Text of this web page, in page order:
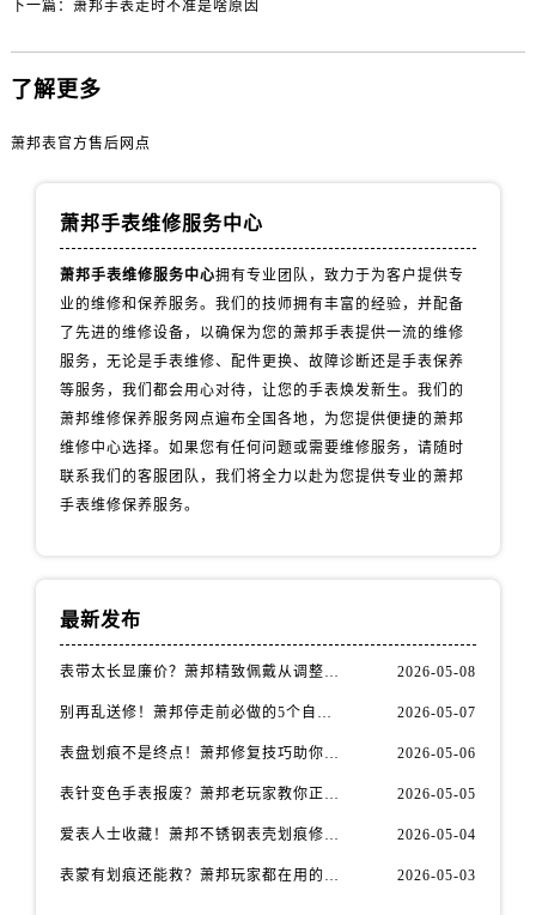
山西省太原市迎泽区迎泽街道解放路15号亨得利名表维修授权店3楼萧邦售后服务中心（需提前预约）
安徽省蚌埠市蚌山区淮河路萧邦售后服务中心（需提前预约）
下一篇： 萧邦手表走时不准是啥原因
了解更多
萧邦表官方售后网点
萧邦手表维修服务中心
萧邦手表维修服务中心拥有专业团队，致力于为客户提供专
业的维修和保养服务。我们的技师拥有丰富的经验，并配备
了先进的维修设备，以确保为您的萧邦手表提供一流的维修
服务，无论是手表维修、配件更换、故障诊断还是手表保养
等服务，我们都会用心对待，让您的手表焕发新生。我们的
萧邦维修保养服务网点遍布全国各地，为您提供便捷的萧邦
维修中心选择。如果您有任何问题或需要维修服务，请随时
联系我们的客服团队，我们将全力以赴为您提供专业的萧邦
手表维修保养服务。
最新发布
表带太长显廉价？萧邦精致佩戴从调整开始！ 2026-05-08
别再乱送修！萧邦停走前必做的5个自检步骤 2026-05-07
表盘划痕不是终点！萧邦修复技巧助你重拾自信 2026-05-06
表针变色手表报废？萧邦老玩家教你正确应对 2026-05-05
爱表人士收藏！萧邦不锈钢表壳划痕修复指南 2026-05-04
表蒙有划痕还能救？萧邦玩家都在用的修复方法 2026-05-03